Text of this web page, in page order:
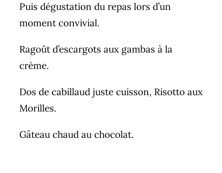
Puis dégustation du repas lors d’un
moment convivial.
Ragoût d’escargots aux gambas à la
crème.
Dos de cabillaud juste cuisson, Risotto aux
Morilles.
Gâteau chaud au chocolat.